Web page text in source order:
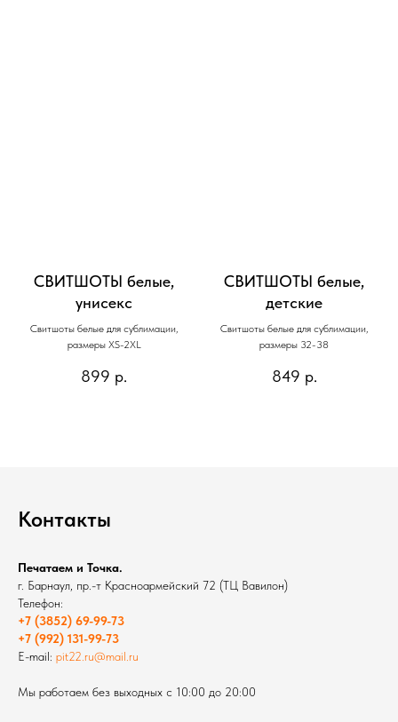
СВИТШОТЫ белые,
унисекс
Свитшоты белые для сублимации,
размеры XS-2XL
899 р.
СВИТШОТЫ белые,
детские
Свитшоты белые для сублимации,
размеры 32-38
849 р.
Контакты
Печатаем и Точка.
г. Барнаул, пр.-т Красноармейский 72 (ТЦ Вавилон)
Телефон:
+7 (3852) 69-99-73
+7 (992) 131-99-73
E-mail: pit22.ru@mail.ru
Мы работаем без выходных с 10:00 до 20:00